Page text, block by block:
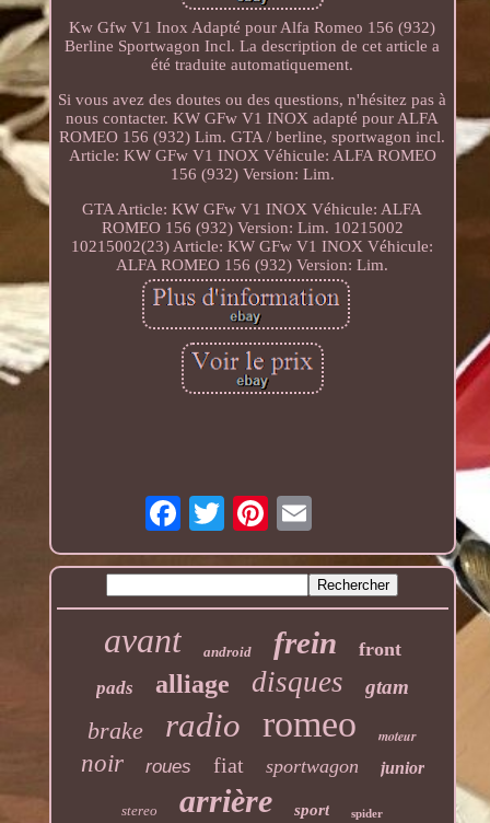
Kw Gfw V1 Inox Adapté pour Alfa Romeo 156 (932)
Berline Sportwagon Incl. La description de cet article a
été traduite automatiquement.
Si vous avez des doutes ou des questions, n'hésitez pas à
nous contacter. KW GFw V1 INOX adapté pour ALFA
ROMEO 156 (932) Lim. GTA / berline, sportwagon incl.
Article: KW GFw V1 INOX Véhicule: ALFA ROMEO
156 (932) Version: Lim.
GTA Article: KW GFw V1 INOX Véhicule: ALFA
ROMEO 156 (932) Version: Lim. 10215002
10215002(23) Article: KW GFw V1 INOX Véhicule:
ALFA ROMEO 156 (932) Version: Lim.
avant android frein front
pads alliage disques gtam
brake radio romeo moteur
noir roues fiat sportwagon junior
stereo arrière sport spider